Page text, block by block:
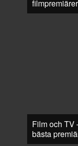
Film och TV
bästa